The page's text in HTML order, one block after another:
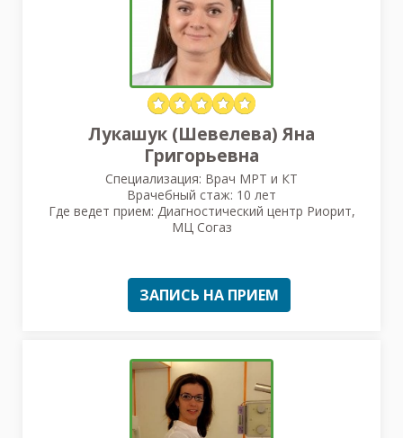
Лукашук (Шевелева) Яна
Григорьевна
Специализация: Врач МРТ и КТ
Врачебный стаж: 10 лет
Где ведет прием: Диагностический центр Риорит,
МЦ Согаз
ЗАПИСЬ НА ПРИЕМ